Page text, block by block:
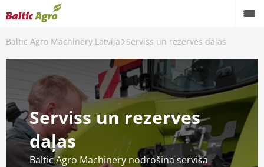
Baltic Agro Machinery Latvija Serviss un rezerves daļas
Serviss un rezerves
daļas
Baltic Agro Machinery nodrošina servisa
Lauksaimniecības tehnika
Celtniecības tehnika
Meža tehnika
Lietota tehnika
Serviss un rezerves daļas